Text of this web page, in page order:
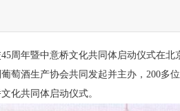
年暨中意桥文化共同体启动仪式在北
萄酒生产协会共同发起并主办，200多
化共同体启动仪式。